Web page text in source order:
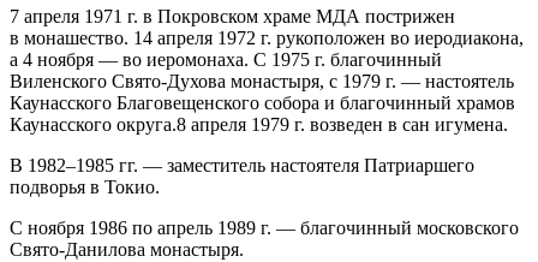
7 апреля 1971 г. в Покровском храме МДА пострижен
в монашество. 14 апреля 1972 г. рукоположен во иеродиакона,
а 4 ноября — во иеромонаха. С 1975 г. благочинный
Виленского Свято-Духова монастыря, с 1979 г. — настоятель
Каунасского Благовещенского собора и благочинный храмов
Каунасского округа.8 апреля 1979 г. возведен в сан игумена.
В 1982–1985 гг. — заместитель настоятеля Патриаршего
подворья в Токио.
С ноября 1986 по апрель 1989 г. — благочинный московского
Свято-Данилова монастыря.